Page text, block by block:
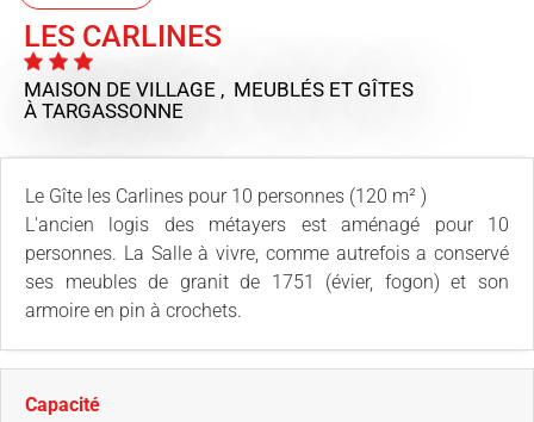
LES CARLINES
MAISON DE VILLAGE , MEUBLÉS ET GÎTES
À TARGASSONNE
Le Gîte les Carlines pour 10 personnes (120 m² )
L'ancien logis des métayers est aménagé pour 10
personnes. La Salle à vivre, comme autrefois a conservé
ses meubles de granit de 1751 (évier, fogon) et son
armoire en pin à crochets.
Capacité